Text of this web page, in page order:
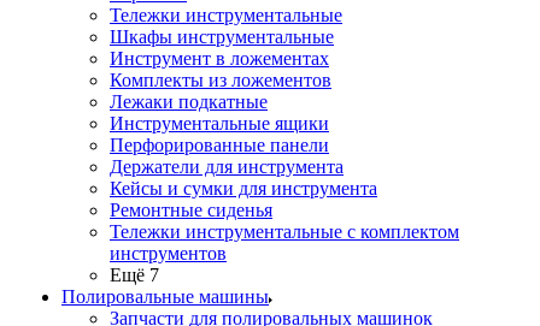
Тележки инструментальные
Шкафы инструментальные
Инструмент в ложементах
Комплекты из ложементов
Лежаки подкатные
Инструментальные ящики
Перфорированные панели
Держатели для инструмента
Кейсы и сумки для инструмента
Ремонтные сиденья
Тележки инструментальные с комплектом
инструментов
Ещё 7
Полировальные машины
Запчасти для полировальных машинок